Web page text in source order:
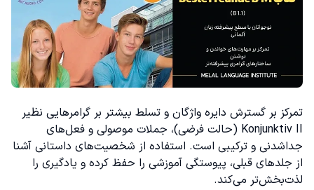
تمرکز بر گسترش دایره واژگان و تسلط بیشتر بر گرامرهایی نظیر
Konjunktiv II (حالت فرضی)، جملات موصولی و فعل‌های
جداشدنی و ترکیبی است. استفاده از شخصیت‌های داستانی آشنا
از جلدهای قبلی، پیوستگی آموزشی را حفظ کرده و یادگیری را
لذت‌بخش‌تر می‌کند.